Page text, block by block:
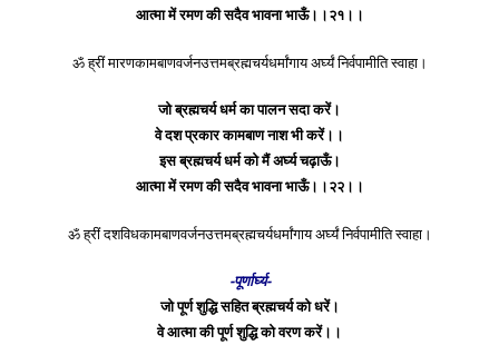
आत्मा में रमण की सदैव भावना भाऊँ।।२१।।
ॐ ह्रीं मारणकामबाणवर्जनउत्तमब्रह्मचर्यधर्मांगाय अर्घ्यं निर्वपामीति स्वाहा।
जो ब्रह्मचर्य धर्म का पालन सदा करें।
वे दश प्रकार कामबाण नाश भी करें।।
इस ब्रह्मचर्य धर्म को मैं अर्घ्य चढ़ाऊँ।
आत्मा में रमण की सदैव भावना भाऊँ।।२२।।
ॐ ह्रीं दशविधकामबाणवर्जनउत्तमब्रह्मचर्यधर्मांगाय अर्घ्यं निर्वपामीति स्वाहा।
-पूर्णार्घ्य-
जो पूर्ण शुद्धि सहित ब्रह्मचर्य को धरें।
वे आत्मा की पूर्ण शुद्धि को वरण करें।।